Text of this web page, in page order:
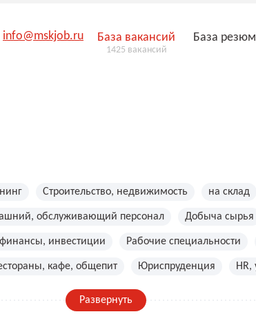
info@mskjob.ru База вакансий
1425 вакансий
База
Строительство, недвижимость на склад
обслуживающий персонал Добыча сырья
финансы, инвестиции Рабочие специальности
кафе, общепит Юриспруденция
Развернуть